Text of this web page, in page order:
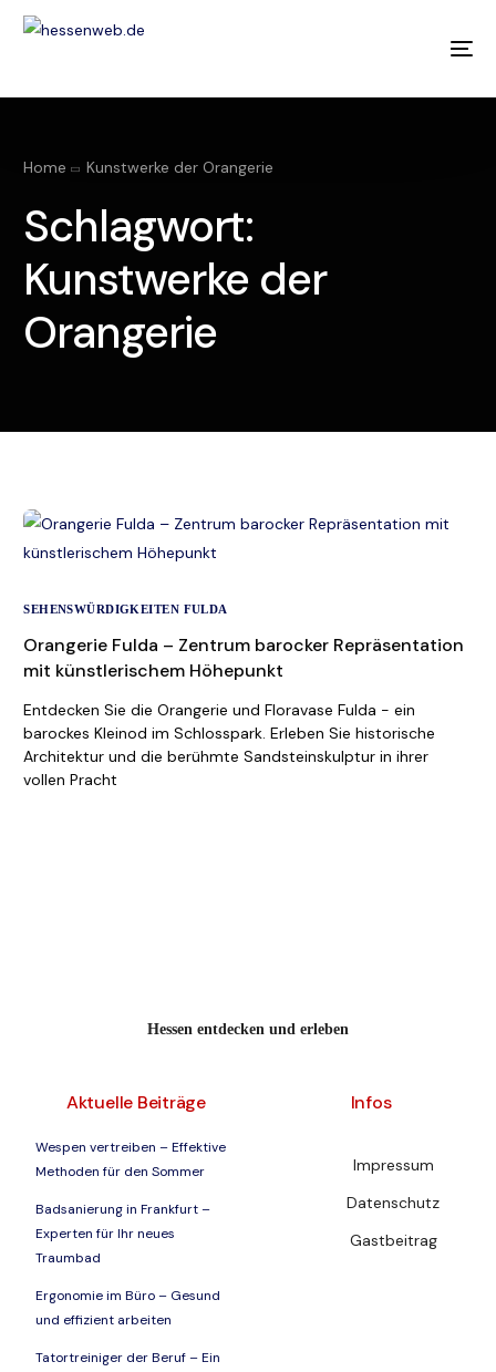
Home Kunstwerke der Orangerie
Schlagwort:
Kunstwerke der
Orangerie
SEHENSWÜRDIGKEITEN FULDA
Orangerie Fulda – Zentrum barocker Repräsentation
mit künstlerischem Höhepunkt
Entdecken Sie die Orangerie und Floravase Fulda - ein
barockes Kleinod im Schlosspark. Erleben Sie historische
Architektur und die berühmte Sandsteinskulptur in ihrer
vollen Pracht
Hessen entdecken und erleben
Aktuelle Beiträge
Wespen vertreiben – Effektive
Methoden für den Sommer
Badsanierung in Frankfurt –
Experten für Ihr neues
Traumbad
Ergonomie im Büro – Gesund
und effizient arbeiten
Tatortreiniger der Beruf – Ein
Infos
Impressum
Datenschutz
Gastbeitrag